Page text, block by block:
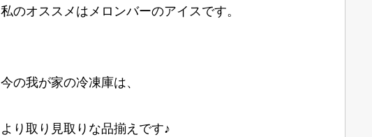
私のオススメはメロンバーのアイスです。
今の我が家の冷凍庫は、
より取り見取りな品揃えです♪